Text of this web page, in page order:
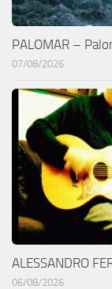
PALOMAR –
07/08/2026
ALESSANDRO
06/08/2026